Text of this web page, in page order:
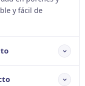
y fácil de